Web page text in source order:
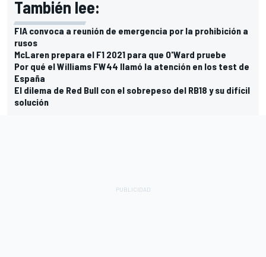
También lee:
FIA convoca a reunión de emergencia por la prohibición a
rusos
McLaren prepara el F1 2021 para que O'Ward pruebe
Por qué el Williams FW44 llamó la atención en los test de
España
El dilema de Red Bull con el sobrepeso del RB18 y su difícil
solución